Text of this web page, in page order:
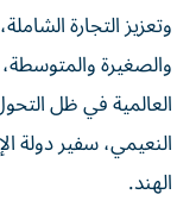
وتعزيز التجارة
والصغيرة
العالمية في ظل
النعيمي، سفير دولة
الهند.